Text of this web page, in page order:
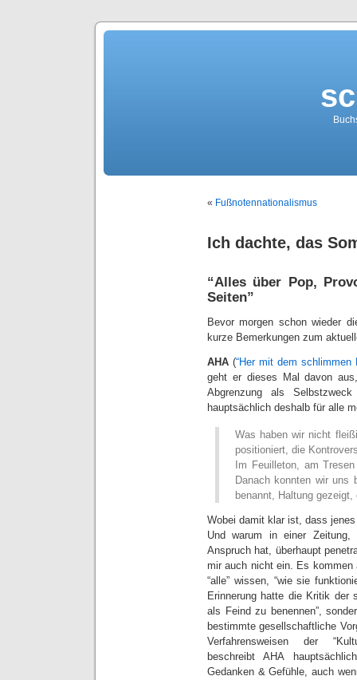
« Fußnotennationalismus
Ich dachte, das
“Alles über Pop,
Seiten”
Bevor morgen schon wieder
kurze Bemerkungen zum
AHA (“Her mit dem schlimmen
geht er dieses Mal davon
Abgrenzung als
hauptsächlich deshalb für alle
Was haben wir nicht
positioniert, die
Im Feuilleton, am
Danach konnten wir uns
benannt, Haltung
Wobei damit klar ist, dass
Und warum in einer
Anspruch hat, überhaupt
mir auch nicht ein. Es kommen
“alle” wissen, “wie sie
Erinnerung hatte die Kritik der
als Feind zu benennen”,
bestimmte gesellschaftliche
Verfahrensweisen der
beschreibt AHA
Gedanken & Gefühle, auch